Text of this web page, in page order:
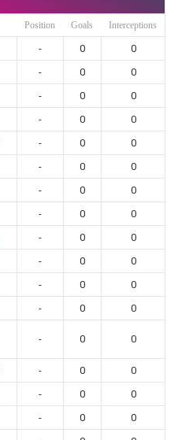
Position Goals Interceptions
- 0
0
- 0
0
- 0
0
- 0
0
- 0
0
- 0
0
- 0
0
- 0
0
- 0
0
- 0
0
- 0
0
- 0 0
- 0 0
- 0
0
- 0
0
- 0
0